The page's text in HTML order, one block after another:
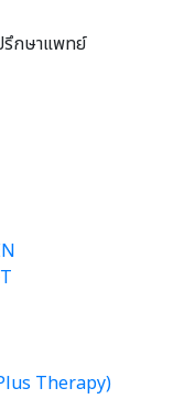
รึกษาแพทย์
Therapy)